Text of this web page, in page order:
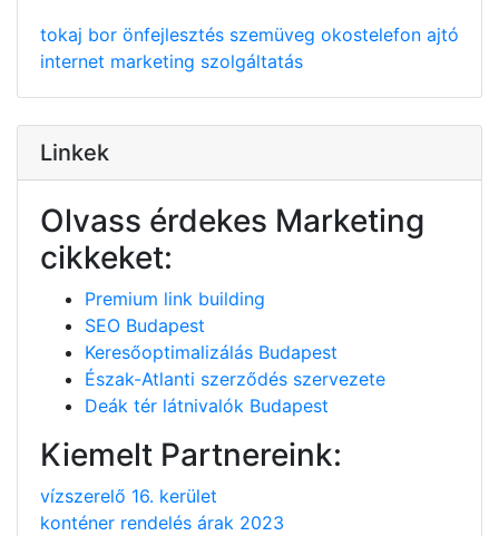
tokaj bor önfejlesztés szemüveg okostelefon ajtó
internet marketing szolgáltatás
Linkek
Olvass érdekes Marketing
cikkeket:
Premium link building
SEO Budapest
Keresőoptimalizálás Budapest
Észak-Atlanti szerződés szervezete
Deák tér látnivalók Budapest
Kiemelt Partnereink:
vízszerelő 16. kerület
konténer rendelés árak 2023